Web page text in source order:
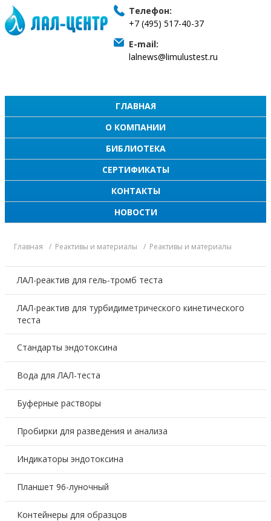
Телефон:
+7 (495) 517-40-37
E-mail:
lalnews@limulustest.ru
ГЛАВНАЯ
О КОМПАНИИ
БИБЛИОТЕКА
СЕРТИФИКАТЫ
КОНТАКТЫ
НОВОСТИ
Главная Реактивы и материалы Реактивы и материалы
ЛАЛ-реактив для гель-тромб теста
ЛАЛ-реактив для турбидиметрического кинетического
теста
Стандарты эндотоксина
Вода для ЛАЛ-теста
Буферные растворы
Пробирки для разведения и анализа
Индикаторы эндотоксина
Планшет 96-луночный
Контейнеры для образцов